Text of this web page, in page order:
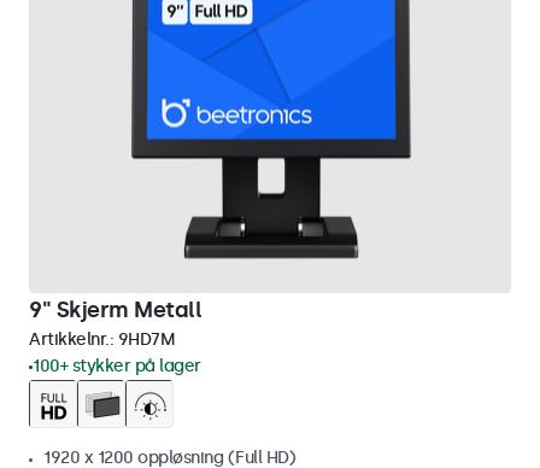
9" Skjerm Metall
Artikkelnr.: 9HD7M
100+ stykker på lager
1920 x 1200 oppløsning (Full HD)